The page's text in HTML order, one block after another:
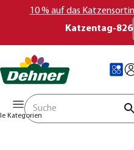
10 % auf das
Katzentag-826
Kategorien